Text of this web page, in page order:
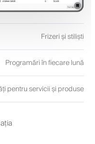
Frizeri și stiliști
Programări în fiecare lună
pentru servicii și produse